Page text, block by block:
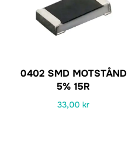
0402 SMD MOTSTÅND
5% 15R
33,00kr